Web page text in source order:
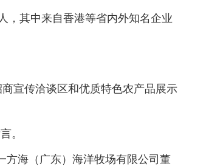
，其中来自香港等省内外知名企业
宣传洽谈区和优质特色农产品展示
。
海（广东）海洋牧场有限公司董